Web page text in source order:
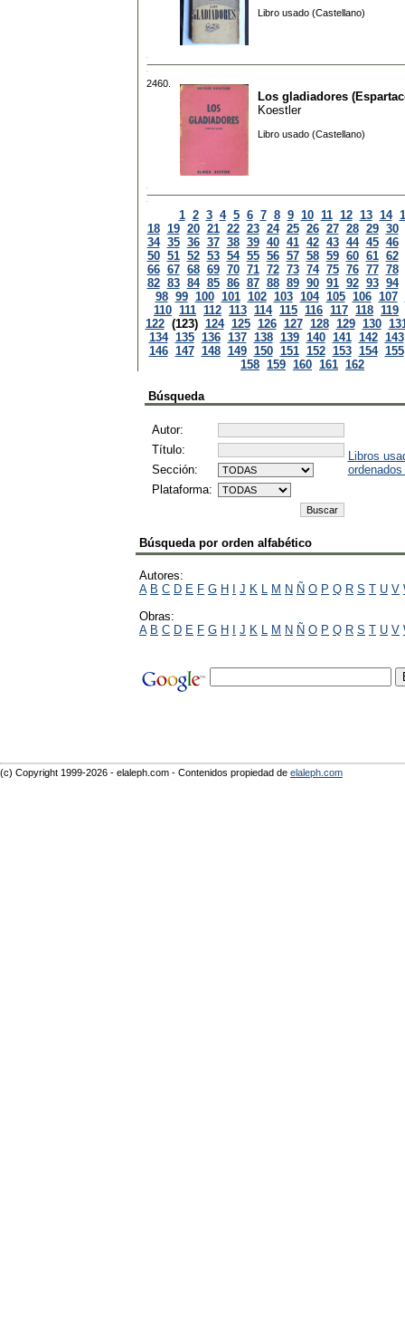
Libro usado (Castellano)
2460.
Los gladiadores
Koestler
Libro usado (Castellano)
1 2 3 4 5 6 7 8 9 10 11 12 13 14
18 19 20 21 22 23 24 25 26 27 28 29 30
34 35 36 37 38 39 40 41 42 43 44 45 46
50 51 52 53 54 55 56 57 58 59 60 61 62
66 67 68 69 70 71 72 73 74 75 76 77 78
82 83 84 85 86 87 88 89 90 91 92 93 94
98 99 100 101 102 103 104 105 106 107
110 111 112 113 114 115 116 117 118 119
122 (123) 124 125 126 127 128 129 130
134 135 136 137 138 139 140 141 142 143
146 147 148 149 150 151 152 153 154 155
158 159 160 161 162
Búsqueda
Autor:
Título:
Sección:
Plataforma:
Libros
Búsqueda por orden alfabético
Autores:
A B C D E F G H I J K L M N Ñ O P Q R S T U V
Obras:
A B C D E F G H I J K L M N Ñ O P Q R S T U V
(c) Copyright 1999-2026 - elaleph.com - Contenidos propiedad de elaleph.com